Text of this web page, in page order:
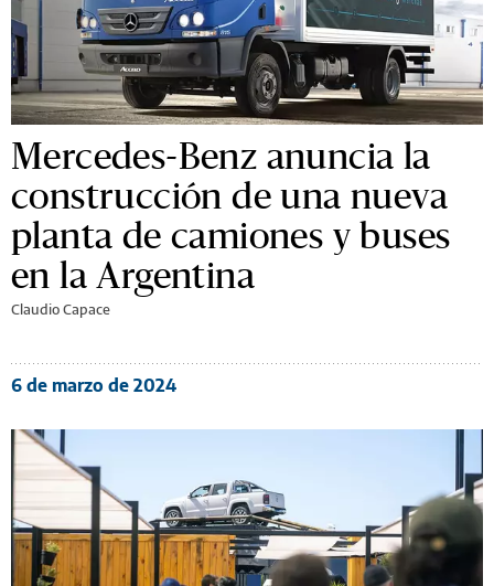
Mercedes-Benz anuncia la
construcción de una nueva
planta de camiones y buses
en la Argentina
Claudio Capace
6 de marzo de 2024